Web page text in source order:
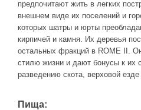
предпочитают жить в легких
внешнем виде их поселений и
которых шатры и юрты
кирпичей и камня. Их деревья
остальных фракций в ROME II.
стилю жизни и дают бонусы к их
разведению скота, верховой езде
Пища: